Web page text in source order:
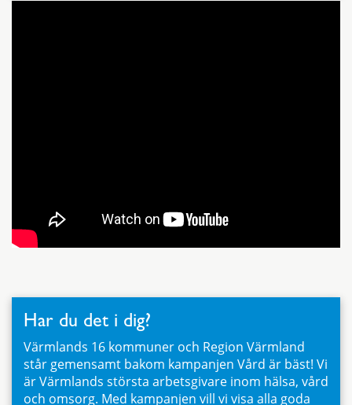
Har du det i dig?
Värmlands 16 kommuner och Region Värmland
står gemensamt bakom kampanjen Vård är bäst! Vi
är Värmlands största arbetsgivare inom hälsa, vård
och omsorg. Med kampanjen vill vi visa alla goda